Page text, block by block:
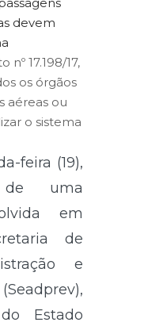
17.198/17,
os órgãos
aéreas ou
o sistema
feira (19),
de uma
em
de
e
Estado